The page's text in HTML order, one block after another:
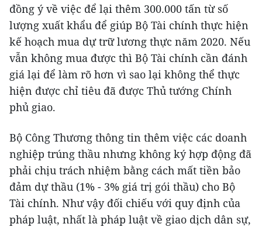
đồng ý về việc để lại thêm 300.000 tấn từ số
lượng xuất khẩu để giúp Bộ Tài chính thực hiện
kế hoạch mua dự trữ lương thực năm 2020. Nếu
vẫn không mua được thì Bộ Tài chính cần đánh
giá lại để làm rõ hơn vì sao lại không thể thực
hiện được chỉ tiêu đã được Thủ tướng Chính
phủ giao.
Bộ Công Thương thông tin thêm việc các doanh
nghiệp trúng thầu nhưng không ký hợp động đã
phải chịu trách nhiệm bằng cách mất tiền bảo
đảm dự thầu (1% - 3% giá trị gói thầu) cho Bộ
Tài chính. Như vậy đối chiếu với quy định của
pháp luật, nhất là pháp luật về giao dịch dân sự,